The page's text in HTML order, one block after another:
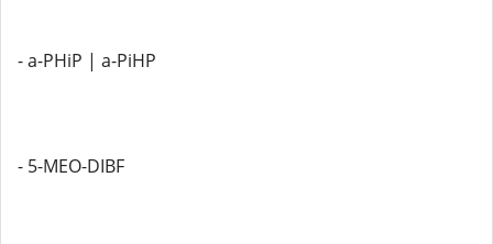
- a-PHiP | a-PiHP
- 5-MEO-DIBF